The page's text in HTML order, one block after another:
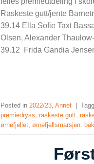
Raskeste gutt/jente
39.14 Ella Sofie Taxt
Olsen, Alexander
39.12 Frida Gandia
Posted in 2022/23 ,Annet
premiedryss ,raskeste gutt ,
ørnefjellet ørnefjellsmarsjen.